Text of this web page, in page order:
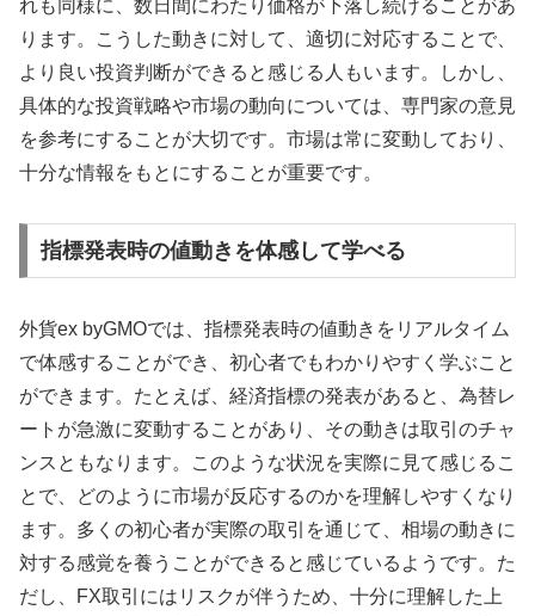
れも同様に、数日間にわたり価格が下落し続けることがあ
ります。こうした動きに対して、適切に対応することで、
より良い投資判断ができると感じる人もいます。しかし、
具体的な投資戦略や市場の動向については、専門家の意見
を参考にすることが大切です。市場は常に変動しており、
十分な情報をもとにすることが重要です。
指標発表時の値動きを体感して学べる
外貨ex byGMOでは、指標発表時の値動きをリアルタイム
で体感することができ、初心者でもわかりやすく学ぶこと
ができます。たとえば、経済指標の発表があると、為替レ
ートが急激に変動することがあり、その動きは取引のチャ
ンスともなります。このような状況を実際に見て感じるこ
とで、どのように市場が反応するのかを理解しやすくなり
ます。多くの初心者が実際の取引を通じて、相場の動きに
対する感覚を養うことができると感じているようです。た
だし、FX取引にはリスクが伴うため、十分に理解した上